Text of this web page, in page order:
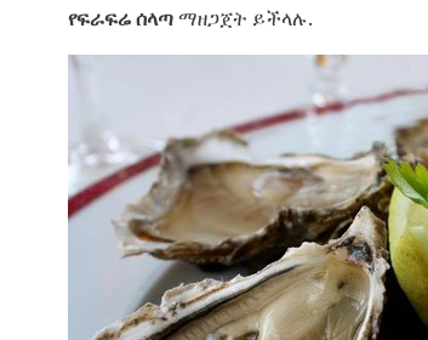
የፍራፍሬ ሰላጣ ማዘጋጀት ይችላሉ.